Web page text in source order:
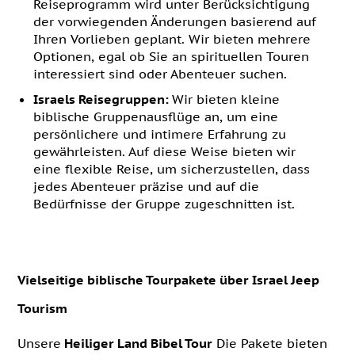
Reiseprogramm wird unter Berücksichtigung
der vorwiegenden Änderungen basierend auf
Ihren Vorlieben geplant. Wir bieten mehrere
Optionen, egal ob Sie an spirituellen Touren
interessiert sind oder Abenteuer suchen.
Israels Reisegruppen: Wir bieten kleine
biblische Gruppenausflüge an, um eine
persönlichere und intimere Erfahrung zu
gewährleisten. Auf diese Weise bieten wir
eine flexible Reise, um sicherzustellen, dass
jedes Abenteuer präzise und auf die
Bedürfnisse der Gruppe zugeschnitten ist.
Vielseitige biblische Tourpakete über Israel Jeep
Tourism
Unsere Heiliger Land Bibel Tour Die Pakete bieten